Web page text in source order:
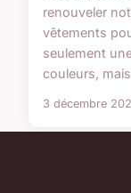
renouveler
vêtements
seulement
couleurs,
3 décembre